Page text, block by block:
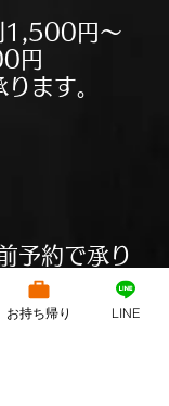
1,500円 ～
円
ます。
予約で承り
。
お持ち帰り LINE